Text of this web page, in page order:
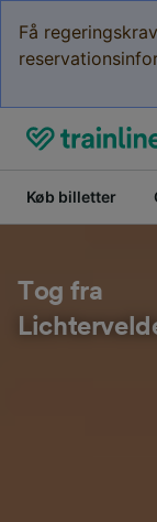
Få
Køb billetter
Tog fra